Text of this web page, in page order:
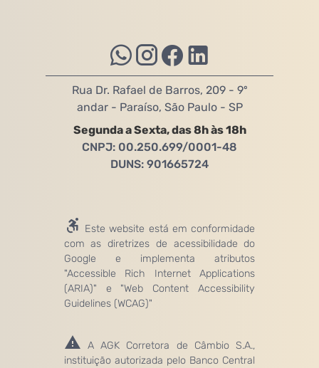
Rua Dr. Rafael de Barros, 209 - 9º
andar - Paraíso, São Paulo - SP
Segunda a Sexta, das 8h às 18h
CNPJ: 00.250.699/0001-48
DUNS: 901665724
Este website está em conformidade
com as diretrizes de acessibilidade do
Google e implementa atributos
"Accessible Rich Internet Applications
(ARIA)" e "Web Content Accessibility
Guidelines (WCAG)"
A AGK Corretora de Câmbio S.A.,
instituição autorizada pelo Banco Central